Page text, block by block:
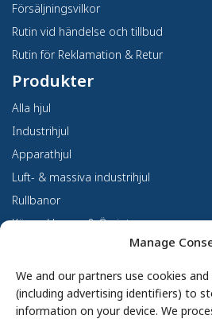
Manage
We and our partners use cookies
(including advertising identifiers) to
information on your device. We
Försäljningsvilkor
Rutin vid händelse och tillbud
Rutin för Reklamation & Retur
Produkter
Alla hjul
Industrihjul
Apparathjul
Luft- & massiva industrihjul
Rullbanor
Kärror, Vagnar & Övrigt
Om oss
Om Haco Tellus